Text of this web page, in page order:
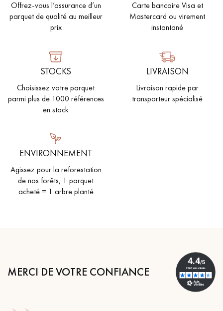
ACCESSOIRES PARQUET
D'INTÉRIEUR
Nos conseillers sont disponibles au
VOUS AVEZ UN PROJET ?
Nos experts sont à votre disposition pour vous guider pas à
pas dans le choix et la pose de votre parquet.
Offrez-vous l’assurance d’un
parquet de qualité au meilleur
prix
Carte bancaire Visa et
Mastercard ou virement
instantané
STOCKS
Choisissez votre parquet
parmi plus de 1000 références
en stock
LIVRAISON
Livraison rapide par
transporteur spécialisé
ENVIRONNEMENT
Agissez pour la reforestation
de nos forêts, 1 parquet
acheté = 1 arbre planté
MERCI DE VOTRE CONFIANCE